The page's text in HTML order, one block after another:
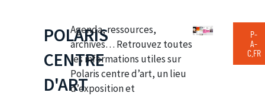
POLARIS
CENTRE
D'ART
Agenda, ressources,
archives… Retrouvez toutes
les informations utiles sur
Polaris centre d’art, un lieu
d’exposition et
P-
A-
C.FR